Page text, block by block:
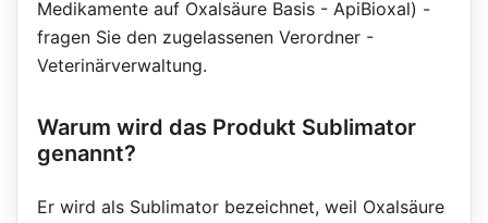
Medikamente auf Oxalsäure Basis - ApiBioxal) -
fragen Sie den zugelassenen Verordner -
Veterinärverwaltung.
Warum wird das Produkt Sublimator
genannt?
Er wird als Sublimator bezeichnet, weil Oxalsäure